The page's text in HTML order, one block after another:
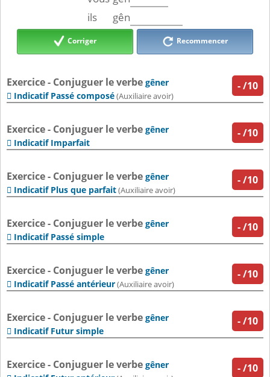
ils
gên
Corriger Recommencer
-/10
Exercice - Conjuguer le verbe gêner
 Indicatif Passé composé(Auxiliaire avoir)
-/10
Exercice - Conjuguer le verbe gêner
 Indicatif Imparfait
-/10
Exercice - Conjuguer le verbe gêner
 Indicatif Plus que parfait(Auxiliaire avoir)
-/10
Exercice - Conjuguer le verbe gêner
 Indicatif Passé simple
-/10
Exercice - Conjuguer le verbe gêner
 Indicatif Passé antérieur(Auxiliaire avoir)
-/10
Exercice - Conjuguer le verbe gêner
 Indicatif Futur simple
-/10
Exercice - Conjuguer le verbe gêner